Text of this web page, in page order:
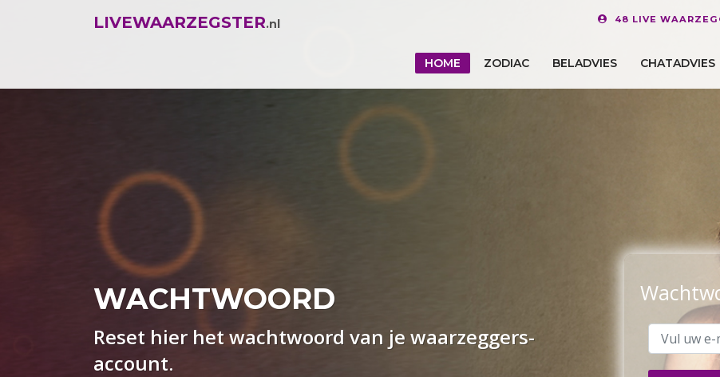
LIVEWAARZEGSTER.nl 48 LIVE
HOME ZODIAC BELADVIES CHATADVIES
WACHTWOORD
Reset hier het wachtwoord van je waarzeggers-
account.